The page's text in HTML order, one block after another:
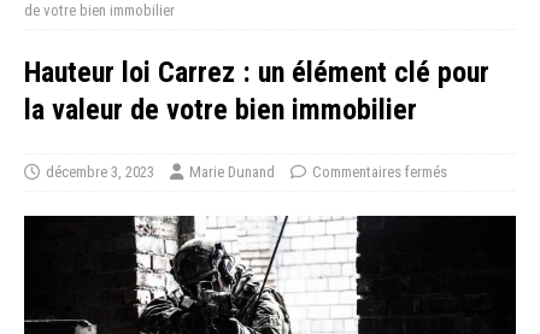
de votre bien immobilier
Hauteur loi Carrez : un élément clé pour
la valeur de votre bien immobilier
décembre 3, 2023 Marie Dunand Commentaires fermés